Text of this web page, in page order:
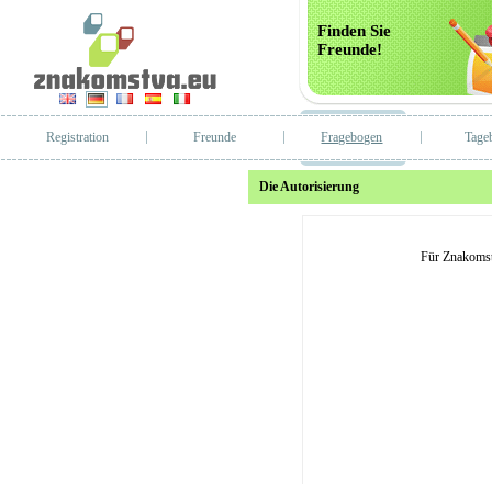
Finden Sie
Freunde!
Registration Freunde Fragebogen
Die Autorisierung
Für